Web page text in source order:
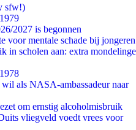
sfw!)
2027 is begonnen
voor mentale schade bij jongeren
in scholen aan: extra mondelinge
als NASA-ambassadeur naar
om ernstig alcoholmisbruik
vliegveld voedt vrees voor